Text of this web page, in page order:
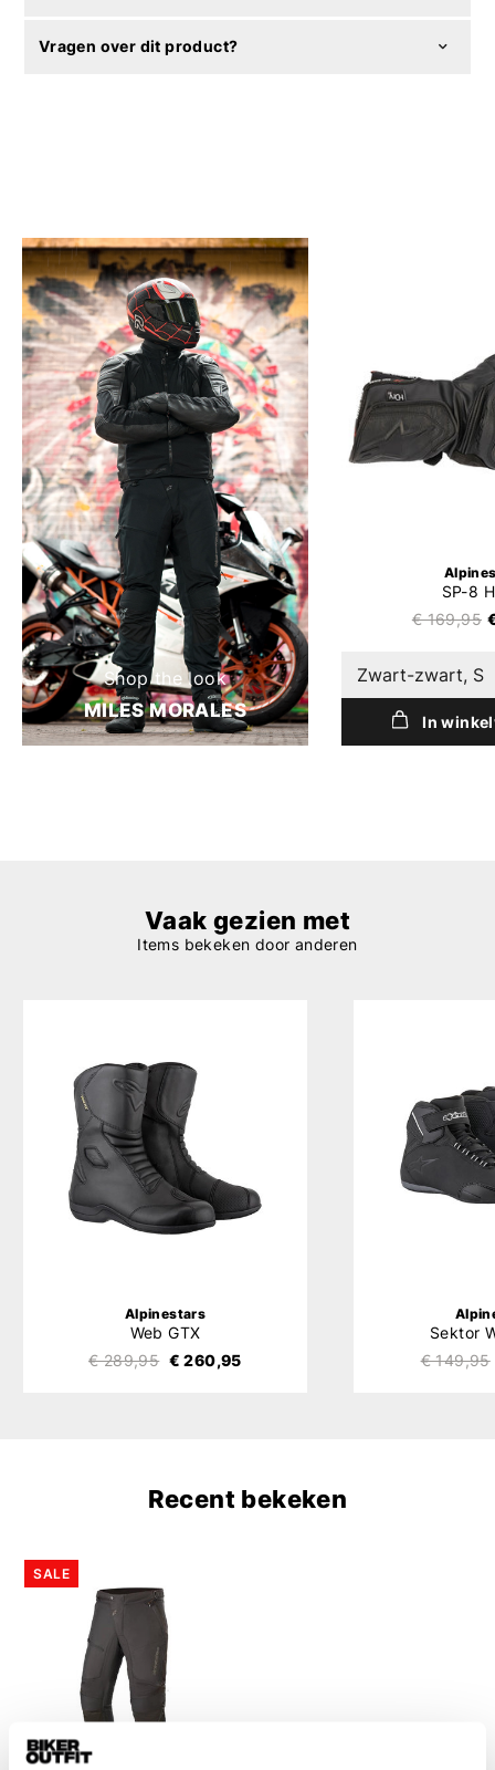
Vragen over dit product?
Shop the look
MILES MORALES
SP-8
€ 169,95
Zwart-zwart, S
In
Vaak gezien met
Items bekeken door anderen
Alpinestars
Web GTX
€ 289,95 € 260,95
Sektor
€ 149,95
Recent bekeken
SALE